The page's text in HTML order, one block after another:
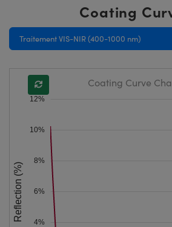
Coating
Traitement VIS-NIR (400-1000 nm)
4%
6%
8%
10%
12%
Reflection (%)
Coating Curve